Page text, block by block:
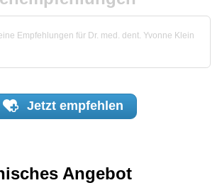
Empfehlungen für Dr. med. dent. Yvonne Klein
Jetzt empfehlen
Angebot